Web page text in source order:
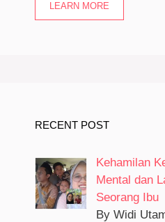
LEARN MORE
RECENT POST
Kehamilan
Mental dan
Seorang Ibu
By Widi